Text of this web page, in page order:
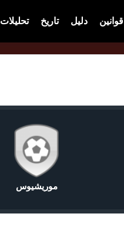
قوانين دليل تاريخ تحليلات
موريشيوس